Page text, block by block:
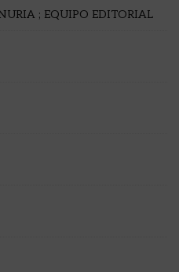
; EQUIPO EDITORIAL